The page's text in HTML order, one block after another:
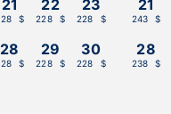
21
$
22
228 $
23
228 $
28
$
29
228 $
30
228 $
21
243 $
28
238 $